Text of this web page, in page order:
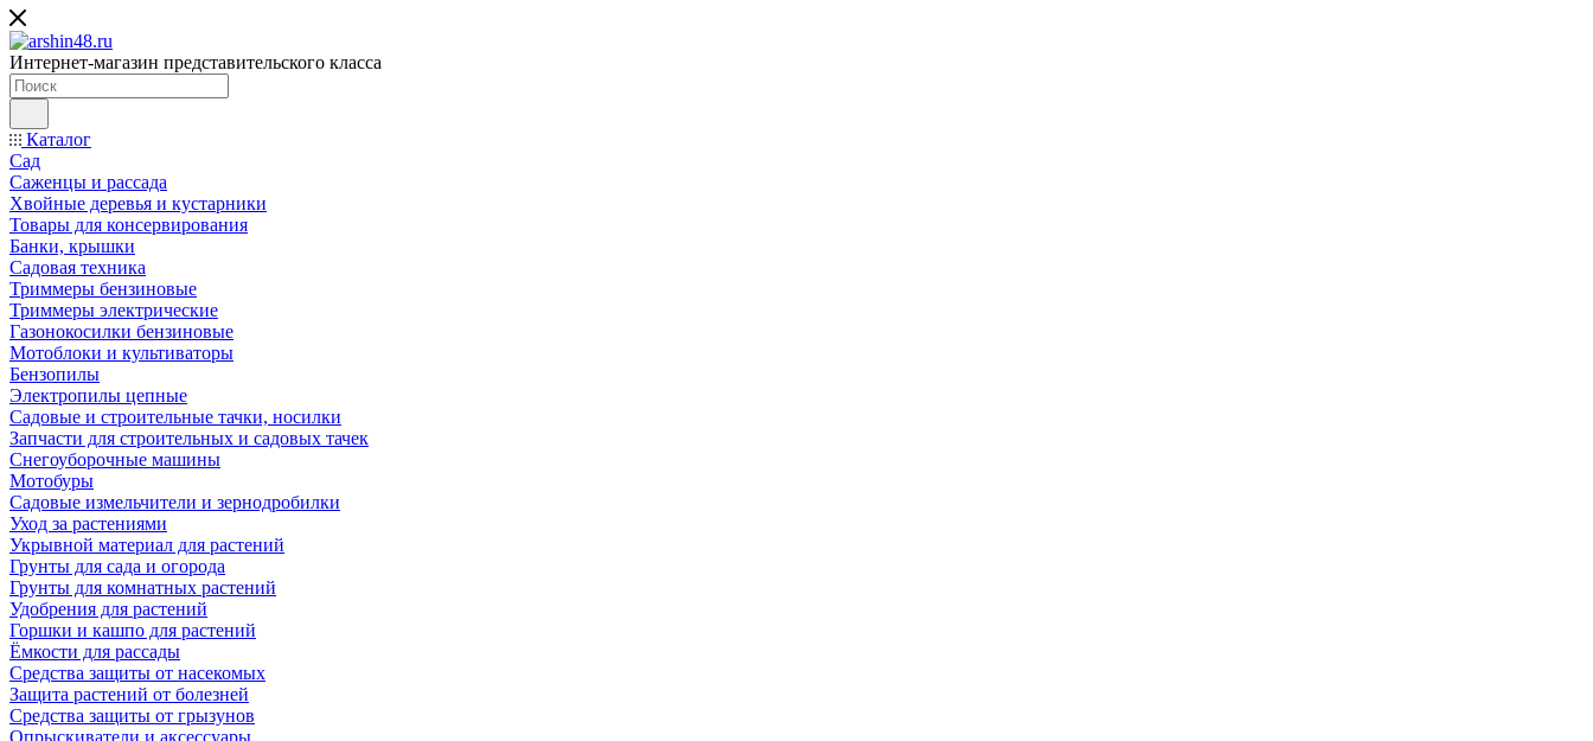
Интернет-магазин представительского класса
Каталог
Сад
Саженцы и рассада
Хвойные деревья и кустарники
Товары для консервирования
Банки, крышки
Садовая техника
Триммеры бензиновые
Триммеры электрические
Газонокосилки бензиновые
Мотоблоки и культиваторы
Бензопилы
Электропилы цепные
Садовые и строительные тачки, носилки
Запчасти для строительных и садовых тачек
Снегоуборочные машины
Мотобуры
Садовые измельчители и зернодробилки
Уход за растениями
Укрывной материал для растений
Грунты для сада и огорода
Грунты для комнатных растений
Удобрения для растений
Горшки и кашпо для растений
Ёмкости для рассады
Средства защиты от насекомых
Защита растений от болезней
Средства защиты от грызунов
Опрыскиватели и аксессуары